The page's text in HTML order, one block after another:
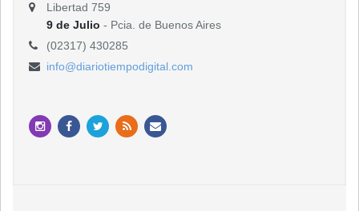
Libertad 759
9 de Julio - Pcia. de Buenos Aires
(02317) 430285
info@diariotiempodigital.com